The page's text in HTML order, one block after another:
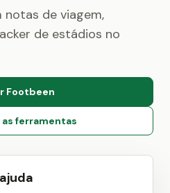
notas de viagem,
de estádios no
Footbeen
ferramentas